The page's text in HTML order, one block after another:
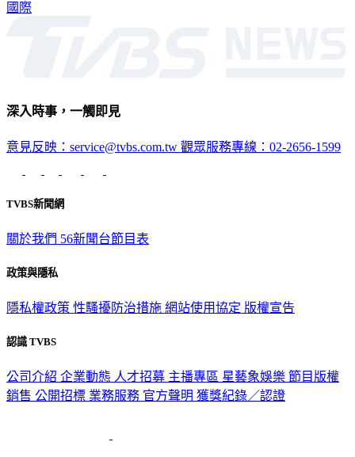
國際
深入時事，一觸即見
意見反映：service@tvbs.com.tw 觀眾服務專線：02-2656-1599
TVBS新聞網
關於我們 56新聞台節目表
政策與隱私
隱私權政策 性騷擾防治措施 網站使用協定 版權宣告
認識 TVBS
公司介紹 企業動態 人才招募 主播專區 星藝象娛樂 節目版權
銷售 公開招標 業務服務 官方聲明 獲獎紀錄／認證